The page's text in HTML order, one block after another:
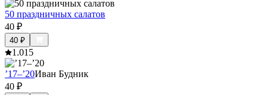
50 праздничных салатов
40 ₽
40 ₽
1.015
’17–’20Иван Будник
40 ₽